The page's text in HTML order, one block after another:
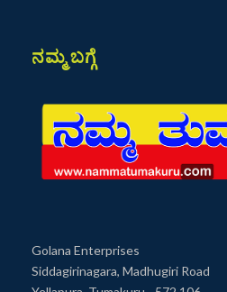
ನಮ್ಮ ಬಗ್ಗೆ
Golana Enterprises
Siddagirinagara, Madhugiri Road